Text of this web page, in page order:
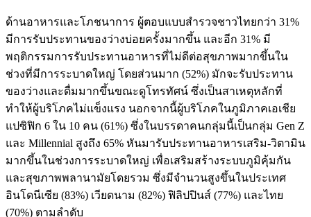
ด้านอาหารและโภชนาการ ผู้ตอบแบบสำรวจชาวไทยกว่า 31%
มีการรับประทานของว่างบ่อยครั้งมากขึ้น และอีก 31% มี
พฤติกรรมการรับประทานอาหารที่ไม่ดีต่อสุขภาพมากขึ้นใน
ช่วงที่มีการระบาดใหญ่ โดยส่วนมาก (52%) มักจะรับประทาน
ของว่างและดื่มมากขึ้นขณะดูโทรทัศน์ ซึ่งเป็นสาเหตุหลักที่
ทำให้ผู้บริโภคไม่แข็งแรง นอกจากนี้ผู้บริโภคในภูมิภาคเอเชีย
แปซิฟิก 6 ใน 10 คน (61%) ซึ่งในบรรดาคนกลุ่มนี้เป็นกลุ่ม Gen Z
และ Millennial สูงถึง 65% หันมารับประทานอาหารเสริม-วิตามิน
มากขึ้นในช่วงการระบาดใหญ่ เพื่อเสริมสร้างระบบภูมิคุ้มกัน
และสุขภาพพลานามัยโดยรวม ซึ่งมีจำนวนสูงขึ้นในประเทศ
อินโดนีเซีย (83%) เวียดนาม (82%) ฟิลิปปินส์ (77%) และไทย
(70%) ตามลำดับ